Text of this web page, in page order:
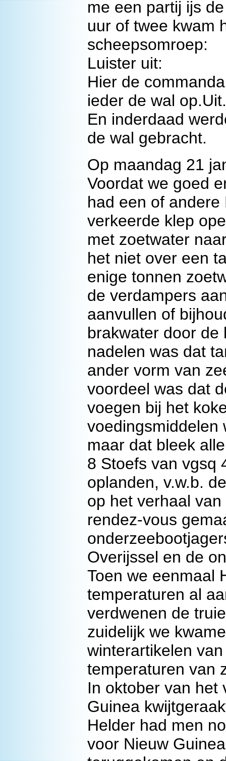
me een partij ijs
uur of twee kwam
scheepsomroep:
Luister uit:
Hier de
ieder de wal op.Uit.
En inderdaad
de wal gebracht.
Op maandag 21
Voordat we goed
had een of
verkeerde klep
met zoetwater
het niet over een
enige tonnen
de verdampers
aanvullen of
brakwater door de
nadelen was dat
ander vorm van
voordeel was dat
voegen bij het
voedingsmiddelen
maar dat bleek
8 Stoefs van vgsq
oplanden, v.w.b.
op het verhaal
rendez-vous
Overijssel en de
Toen we eenmaal
temperaturen al
verdwenen de
zuidelijk we
winterartikelen
temperaturen van
In oktober van het
Guinea
Helder had men
voor Nieuw